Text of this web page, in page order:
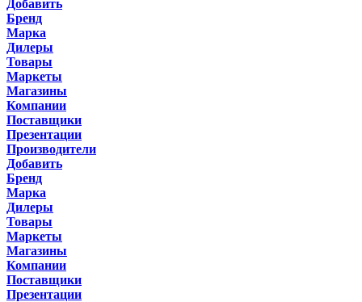
Добавить
Бренд
Марка
Дилеры
Товары
Маркеты
Магазины
Компании
Поставщики
Презентации
Производители
Добавить
Бренд
Марка
Дилеры
Товары
Маркеты
Магазины
Компании
Поставщики
Презентации